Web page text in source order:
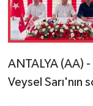
ANTALYA (AA)
Veysel Sarı'nın